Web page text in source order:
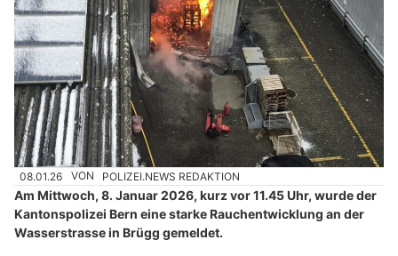
08.01.26 VON POLIZEI.NEWS REDAKTION
Am Mittwoch, 8. Januar 2026, kurz vor 11.45 Uhr, wurde der
Kantonspolizei Bern eine starke Rauchentwicklung an der
Wasserstrasse in Brügg gemeldet.